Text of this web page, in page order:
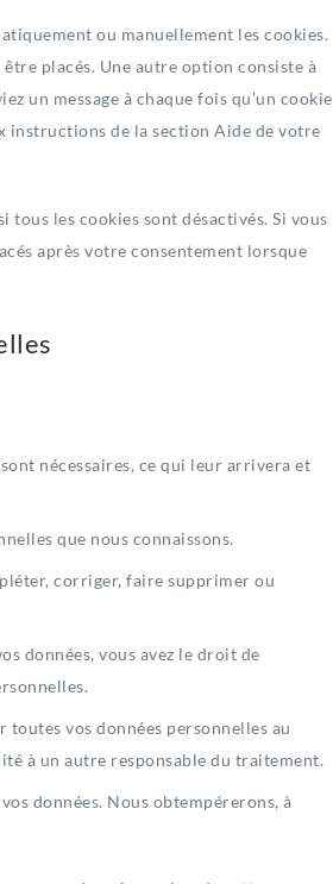
ou manuellement les cookies.
placés. Une autre option consiste à
un message à chaque fois qu’un cookie
instructions de la section Aide de votre
les cookies sont désactivés. Si vous
après votre consentement lorsque
nécessaires, ce qui leur arrivera et
que nous connaissons.
corriger, faire supprimer ou
données, vous avez le droit de
vos données personnelles au
à un autre responsable du traitement.
données. Nous obtempérerons, à